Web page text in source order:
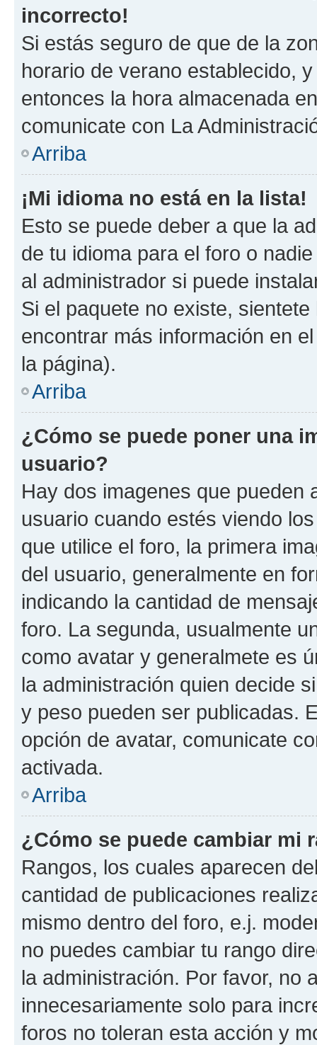
incorrecto!
Si estás seguro de que de la
horario de verano establecido,
entonces la hora almacenada
comunicate con La
Arriba
¡Mi idioma no está en la lista!
Esto se puede deber a que la
de tu idioma para el foro o
al administrador si puede
Si el paquete no existe,
encontrar más información en
la página).
Arriba
¿Cómo se puede poner una
usuario?
Hay dos imagenes que pueden
usuario cuando estés viendo
que utilice el foro, la primera
del usuario, generalmente en
indicando la cantidad de
foro. La segunda, usualmente
como avatar y generalmete es
la administración quien decide
y peso pueden ser publicadas.
opción de avatar, comunicate
activada.
Arriba
¿Cómo se puede cambiar mi
Rangos, los cuales aparecen
cantidad de publicaciones
mismo dentro del foro, e.j.
no puedes cambiar tu rango
la administración. Por favor, no
innecesariamente solo para
foros no toleran esta acción y